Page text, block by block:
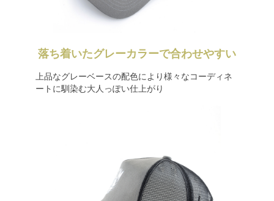
落ち着いたグレーカラーで合わせやすい
上品なグレーベースの配色により様々なコーディネ
ートに馴染む大人っぽい仕上がり